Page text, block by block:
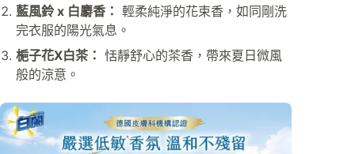
藍風鈴 x 白麝香： 輕柔純淨的花束香，如同剛洗
完衣服的陽光氣息。
梔子花X白茶： 恬靜舒心的茶香，帶來夏日微風
般的涼意。